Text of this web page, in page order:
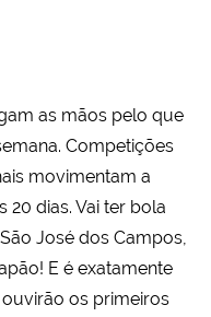
as mãos pelo que
Competições
movimentam a
dias. Vai ter bola
José dos Campos,
E é exatamente
os primeiros